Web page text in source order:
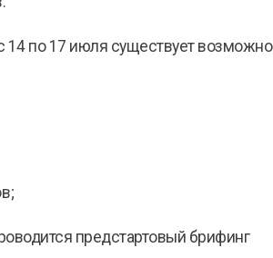
14 по 17 июля существует
предстартовый брифинг